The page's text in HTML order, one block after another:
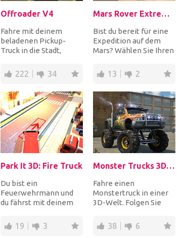
Offroader V4
Fahre mit deinem
beladenen Pickup-
Truck in die Stadt,
aus und lass deine
wertvol...
222 34
Mars Rover Extreme Parking
Bist du bereit für eine
Expedition auf dem
Mars? Wählen Sie Ihren
insgesamt vierz...
13 2
Park It 3D: Fire Truck
Du bist ein
Feuerwehrmann und
du fährst mit deinem
möglichen Orte. Fahre
und p...
19 3
Monster Trucks 3D Parking
Fahre einen
Monstertruck in einer
3D-Welt. Folgen Sie
markierten Stelle zu
park...
38 6